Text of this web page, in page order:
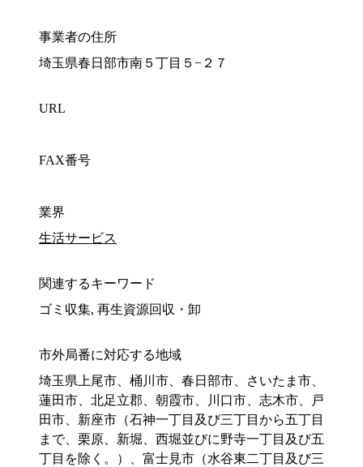
事業者の住所
埼玉県春日部市南５丁目５−２７
URL
FAX番号
業界
生活サービス
関連するキーワード
ゴミ収集, 再生資源回収・卸
市外局番に対応する地域
埼玉県上尾市、桶川市、春日部市、さいたま市、
蓮田市、北足立郡、朝霞市、川口市、志木市、戸
田市、新座市（石神一丁目及び三丁目から五丁目
まで、栗原、新堀、西堀並びに野寺一丁目及び五
丁目を除く。）、富士見市（水谷東二丁目及び三